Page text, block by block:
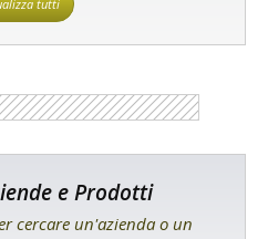
tutti
e Prodotti
cercare un'azienda o un